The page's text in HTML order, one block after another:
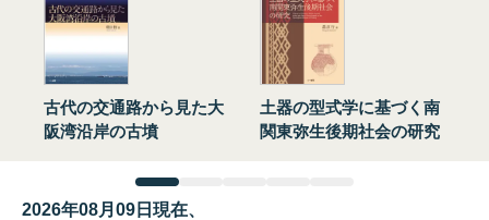
古代の交通路から見た大
阪湾沿岸の古墳
土器の型式学に基づく南
関東弥生後期社会の研究
2026年08月09日現在、